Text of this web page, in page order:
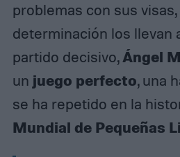
problemas con sus
determinación los llevan
partido decisivo,Ángel
un juego perfecto, una
se ha repetido en la
Mundial de Pequeñas